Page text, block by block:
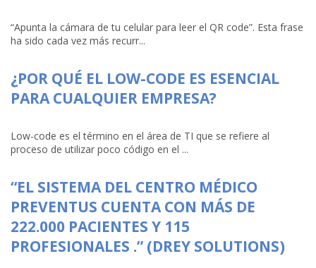
“Apunta la cámara de tu celular para leer el QR code”. Esta frase
ha sido cada vez más recurr...
¿POR QUÉ EL LOW-CODE ES ESENCIAL
PARA CUALQUIER EMPRESA?
Low-code es el término en el área de TI que se refiere al
proceso de utilizar poco código en el ...
“EL SISTEMA DEL CENTRO MÉDICO
PREVENTUS CUENTA CON MÁS DE
222.000 PACIENTES Y 115
PROFESIONALES .” (DREY SOLUTIONS)